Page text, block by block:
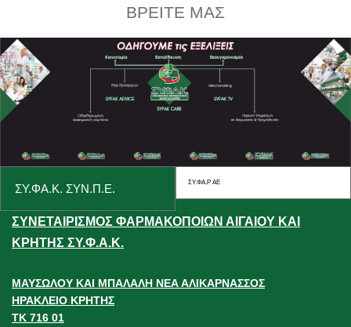
ΒΡΕΙΤΕ ΜΑΣ
ΣΥ.ΦΑ.Κ. ΣΥΝ.Π.Ε. ΣΥ.ΦΑ.Ρ ΑΕ
ΣΥΝΕΤΑΙΡΙΣΜΟΣ ΦΑΡΜΑΚΟΠΟΙΩΝ ΑΙΓΑΙΟΥ ΚΑΙ
ΚΡΗΤΗΣ ΣΥ.Φ.Α.Κ.
ΜΑΥΣΩΛΟΥ ΚΑΙ ΜΠΑΛΑΛΗ ΝΕΑ ΑΛΙΚΑΡΝΑΣΣΟΣ
ΗΡΑΚΛΕΙΟ ΚΡΗΤΗΣ
ΤΚ 716 01